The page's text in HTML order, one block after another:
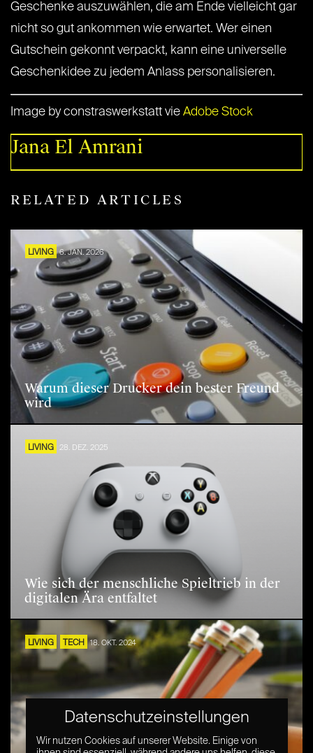
Geschenke auszuwählen, die am Ende vielleicht gar
nicht so gut ankommen wie erwartet. Wer einen
Gutschein gekonnt verpackt, kann eine universelle
Geschenkidee zu jedem Anlass personalisieren.
Image by constraswerkstatt vie Adobe Stock
Jana El Amrani
RELATED ARTICLES
LIVING 6. JAN. 2026
Warum dieser Drucker dein bester Freund
wird
LIVING 28. DEZ. 2025
Wie sich der menschliche Spieltrieb in der
digitalen Ära entfaltet
LIVING TECH 18. OKT. 2024
Datenschutzeinstellungen
Wir nutzen Cookies auf unserer Website. Einige von